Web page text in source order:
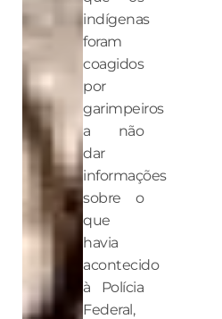
indígenas
foram
coagidos
por
garimpeiros
a não
dar
informações
sobre o
que
havia
acontecido
à Polícia
Federal,